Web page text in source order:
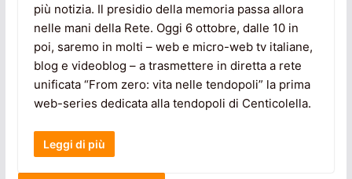
più notizia. Il presidio della memoria passa allora
nelle mani della Rete. Oggi 6 ottobre, dalle 10 in
poi, saremo in molti – web e micro-web tv italiane,
blog e videoblog – a trasmettere in diretta a rete
unificata “From zero: vita nelle tendopoli” la prima
web-series dedicata alla tendopoli di Centicolella.
Leggi di più